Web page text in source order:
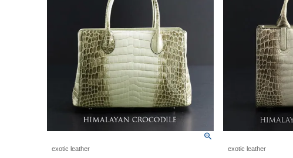
exotic leather exotic leather